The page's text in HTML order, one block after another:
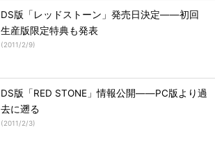
DS版「レッドストーン」発売日決定――初回
生産版限定特典も発表
(2011/2/9)
DS版「RED STONE」情報公開――PC版より過
去に遡る
(2011/2/3)